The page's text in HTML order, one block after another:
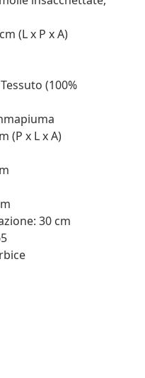
(L x P x A)
(100%
(P x L x A)
30 cm